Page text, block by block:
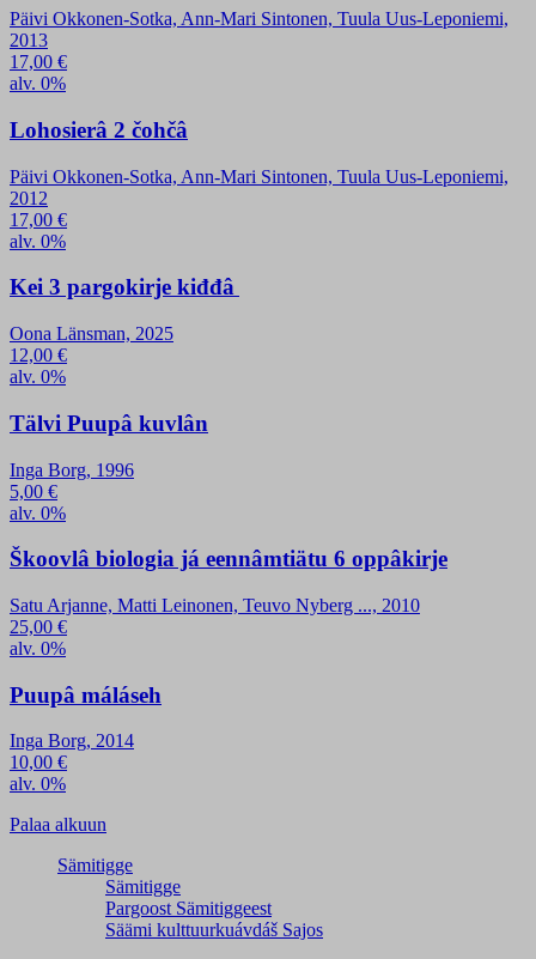
Päivi Okkonen-Sotka, Ann-Mari Sintonen, Tuula Uus-Leponiemi,
2013
17,00 €
alv. 0%
Lohosierâ 2 čohčâ
Päivi Okkonen-Sotka, Ann-Mari Sintonen, Tuula Uus-Leponiemi,
2012
17,00 €
alv. 0%
Kei 3 pargokirje kiđđâ
Oona Länsman, 2025
12,00 €
alv. 0%
Tälvi Puupâ kuvlân
Inga Borg, 1996
5,00 €
alv. 0%
Škoovlâ biologia já eennâmtiätu 6 oppâkirje
Satu Arjanne, Matti Leinonen, Teuvo Nyberg ..., 2010
25,00 €
alv. 0%
Puupâ máláseh
Inga Borg, 2014
10,00 €
alv. 0%
Palaa alkuun
Sämitigge
Sämitigge
Pargoost Sämitiggeest
Säämi kulttuurkuávdáš Sajos